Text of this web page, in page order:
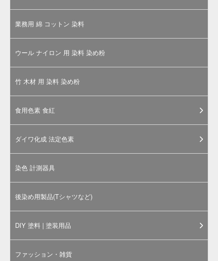
「色あせない思い出づくり」に最
適。布用絵の具かけるくん！
お試し 20g と 大容量 100g の２サイズ